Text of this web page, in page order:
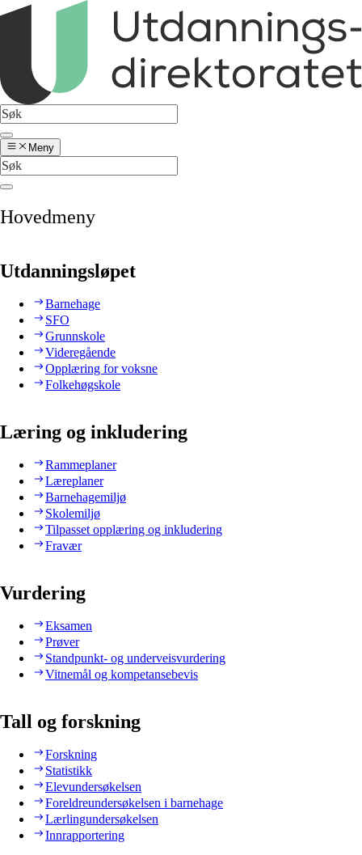
Meny
Hovedmeny
Utdanningsløpet
Barnehage
SFO
Grunnskole
Videregående
Opplæring for voksne
Folkehøgskole
Læring og inkludering
Rammeplaner
Læreplaner
Barnehagemiljø
Skolemiljø
Tilpasset opplæring og inkludering
Fravær
Vurdering
Eksamen
Prøver
Standpunkt- og underveisvurdering
Vitnemål og kompetansebevis
Tall og forskning
Forskning
Statistikk
Elevundersøkelsen
Foreldreundersøkelsen i barnehage
Lærlingundersøkelsen
Innrapportering